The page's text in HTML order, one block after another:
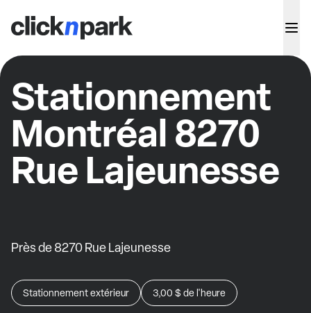
Stationnement
Montréal 8270
Rue Lajeunesse
Près de 8270 Rue Lajeunesse
Stationnement extérieur 3,00 $ de l'heure